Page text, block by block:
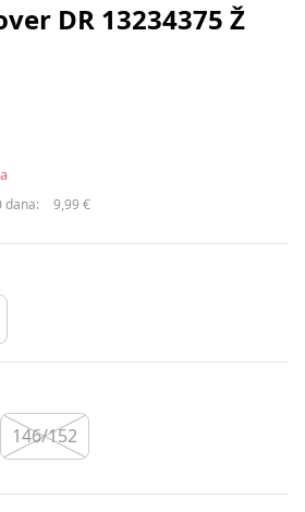
DR 13234375 Ž
dana: 9,99 €
146/152